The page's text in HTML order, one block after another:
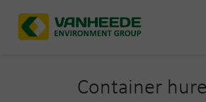
Container